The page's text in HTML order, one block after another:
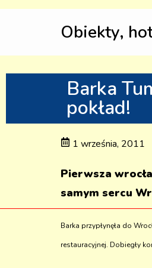
Obiekty,
Barka
pokład!
1 września, 2011
Pierwsza
samym sercu
Barka przypłynęła do
restauracyjnej. Dobiegły